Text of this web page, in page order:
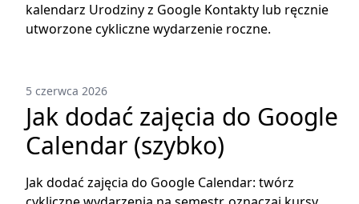
kalendarz Urodziny z Google Kontakty lub ręcznie
utworzone cykliczne wydarzenie roczne.
5 czerwca 2026
Jak dodać zajęcia do Google
Calendar (szybko)
Jak dodać zajęcia do Google Calendar: twórz